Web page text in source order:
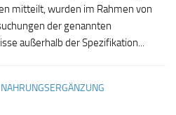
mitteilt, wurden im Rahmen von
der genannten
außerhalb der Spezifikation...
NAHRUNGSERGÄNZUNG